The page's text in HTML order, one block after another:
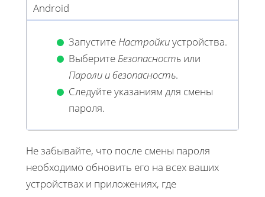
Android
Запустите Настройкиустройства.
Выберите Безопасность или
Пароли и безопасность.
Следуйте указаниям для смены
пароля.
Не забывайте, что после смены пароля
необходимо обновить его на всех ваших
устройствах и приложениях, где